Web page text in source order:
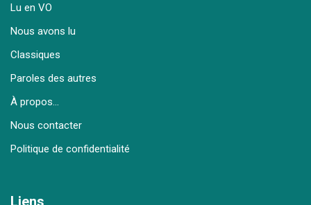
Lu en VO
Nous avons lu
Classiques
Paroles des autres
À propos…
Nous contacter
Politique de confidentialité
Liens